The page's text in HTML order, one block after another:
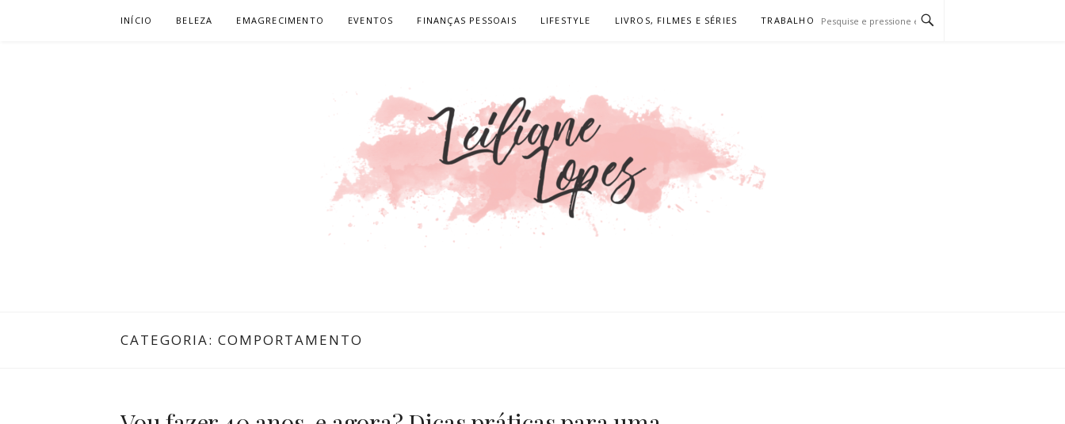
INÍCIO BELEZA EMAGRECIMENTO EVENTOS FINANÇAS PESSOAIS LIFESTYLE LIVROS, FILMES E SÉRIES TRABALHO
CATEGORIA: COMPORTAMENTO